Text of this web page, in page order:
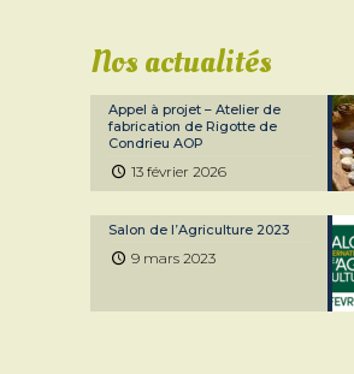
Nos actualités
Appel à projet – Atelier de
fabrication de Rigotte de
Condrieu AOP
13 février 2026
Salon de l’Agriculture 2023
9 mars 2023